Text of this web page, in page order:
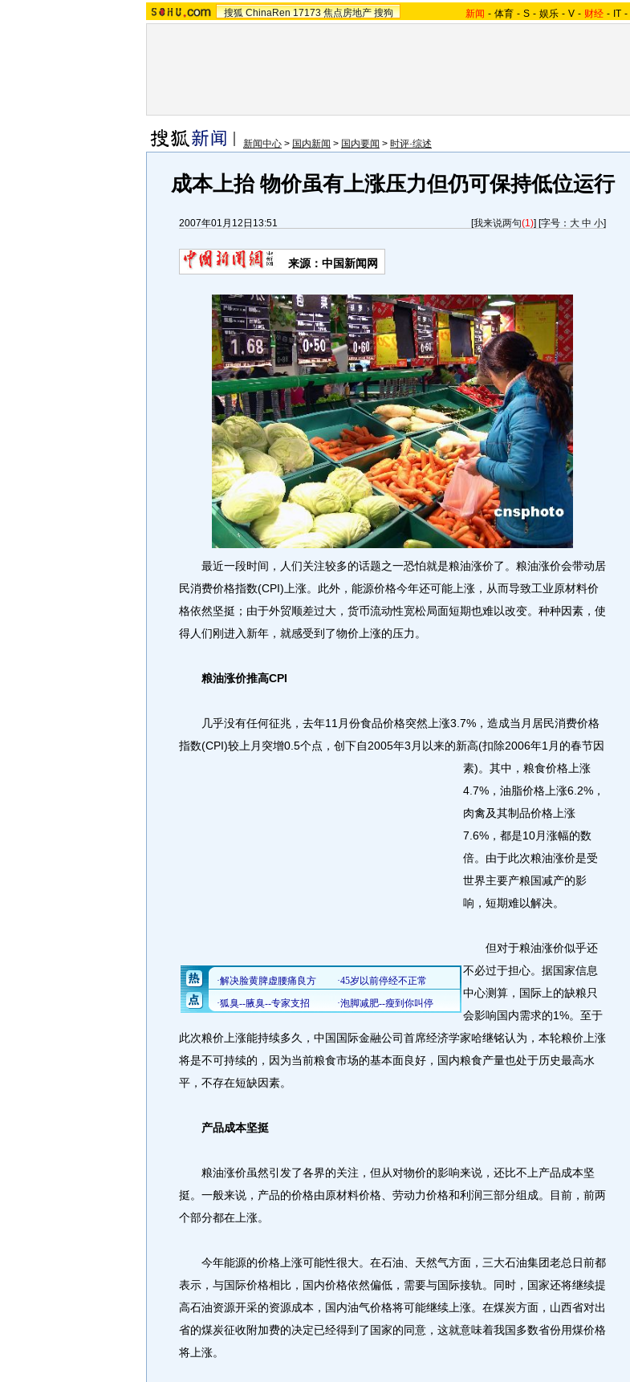
搜狐 ChinaRen 17173 焦点房地产 搜狗 新闻 - 体育 - S - 娱乐 - V - 财经 - IT -
新闻中心 > 国内新闻 > 国内要闻 > 时评·综述
成本上抬 物价虽有上涨压力但仍可保持低位运行
2007年01月12日13:51 [我来说两句(1)] [字号： 大 中 小]
来源：中国新闻网
最近一段时间，人们关注较多的话题之一恐怕就是粮油涨价了。粮油涨价会带动居
民消费价格指数(CPI)上涨。此外，能源价格今年还可能上涨，从而导致工业原材料价
格依然坚挺；由于外贸顺差过大，货币流动性宽松局面短期也难以改变。种种因素，使
得人们刚进入新年，就感受到了物价上涨的压力。
粮油涨价推高CPI
几乎没有任何征兆，去年11月份食品价格突然上涨3.7%，造成当月居民消费价格
指数(CPI)较上月突增0.5个点，创下自2005年3月以来的新高(扣除2006年1月的春节因
素)。 其中，粮食价格上涨
4.7%，油脂价格上涨6.2%，
肉禽及其制品价格上涨
7.6%，都是10月涨幅的数
倍。由于此次粮油涨价是受
世界主要产粮国减产的影
响，短期难以解决。
但对于粮油涨价似乎还
不必过于担心。据国家信息
中心测算，国际上的缺粮只
会影响国内需求的1%。至于
此次粮价上涨能持续多久，中国国际金融公司首席经济学家哈继铭认为，本轮粮价上涨
将是不可持续的，因为当前粮食市场的基本面良好，国内粮食产量也处于历史最高水
平，不存在短缺因素。
产品成本坚挺
粮油涨价虽然引发了各界的关注，但从对物价的影响来说，还比不上产品成本坚
挺。一般来说，产品的价格由原材料价格、劳动力价格和利润三部分组成。目前，前两
个部分都在上涨。
今年能源的价格上涨可能性很大。在石油、天然气方面，三大石油集团老总日前都
表示，与国际价格相比，国内价格依然偏低，需要与国际接轨。同时，国家还将继续提
高石油资源开采的资源成本，国内油气价格将可能继续上涨。在煤炭方面，山西省对出
省的煤炭征收附加费的决定已经得到了国家的同意，这就意味着我国多数省份用煤价格
将上涨。